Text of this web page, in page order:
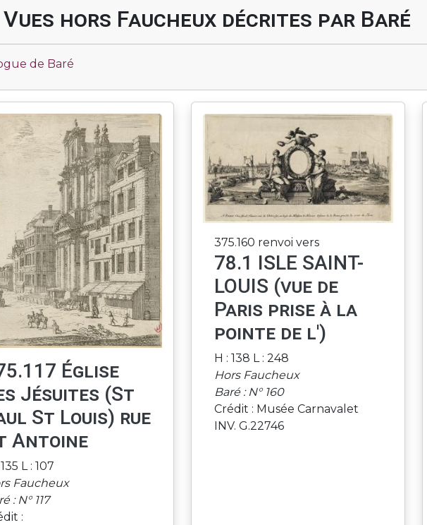
Vues hors Faucheux décrites par Baré
de Baré
Église
Jésuites (St
St Louis) rue
Antoine
L : 107
Faucheux
: N° 117
:
375.160 renvoi vers
78.1 ISLE SAINT-
LOUIS (vue de
Paris prise à la
pointe de l')
H : 138 L : 248
Hors Faucheux
Baré : N° 160
Crédit : Musée Carnavalet
INV. G.22746